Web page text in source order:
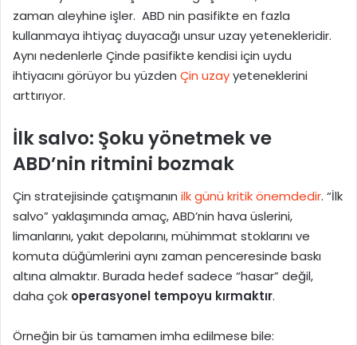
zaman aleyhine işler. ABD nin pasifikte en fazla
kullanmaya ihtiyaç duyacağı unsur uzay yetenekleridir.
Aynı nedenlerle Çinde pasifikte kendisi için uydu
ihtiyacını görüyor bu yüzden Çin uzayyeteneklerini
arttırıyor.
İlk salvo: Şoku yönetmek ve
ABD’nin ritmini bozmak
Çin stratejisinde çatışmanın ilk günü kritik önemdedir. “İlk
salvo” yaklaşımında amaç, ABD’nin hava üslerini,
limanlarını, yakıt depolarını, mühimmat stoklarını ve
komuta düğümlerini aynı zaman penceresinde baskı
altına almaktır. Burada hedef sadece “hasar” değil,
daha çok operasyonel tempoyu kırmaktır.
Örneğin bir üs tamamen imha edilmese bile: